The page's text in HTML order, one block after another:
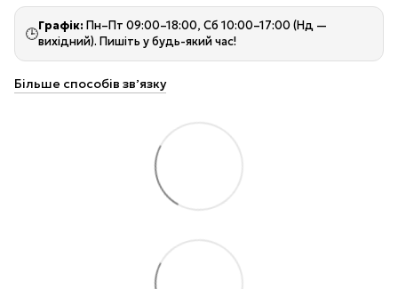
🕒
Графік: Пн–Пт 09:00–18:00, Сб 10:00–17:00 (Нд —
вихідний). Пишіть у будь-який час!
Більше способів звʼязку